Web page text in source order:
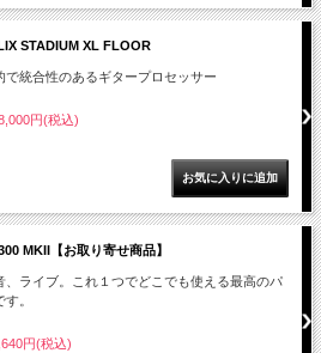
STADIUM XL FLOOR
で統合性のあるギタープロセッサー
円(税込)
MKII【お取り寄せ商品】
、ライブ。これ１つでどこでも使える最高のパ
。
円(税込)